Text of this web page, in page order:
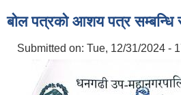
बोल पत्रको आशय पत्र
Submitted on: Tue, 12/31/2024 -